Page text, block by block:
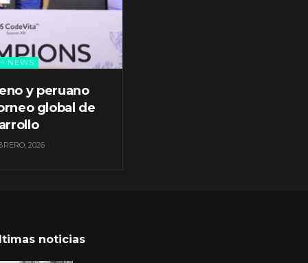
NEWS
y peruano
global de
2026
noticias